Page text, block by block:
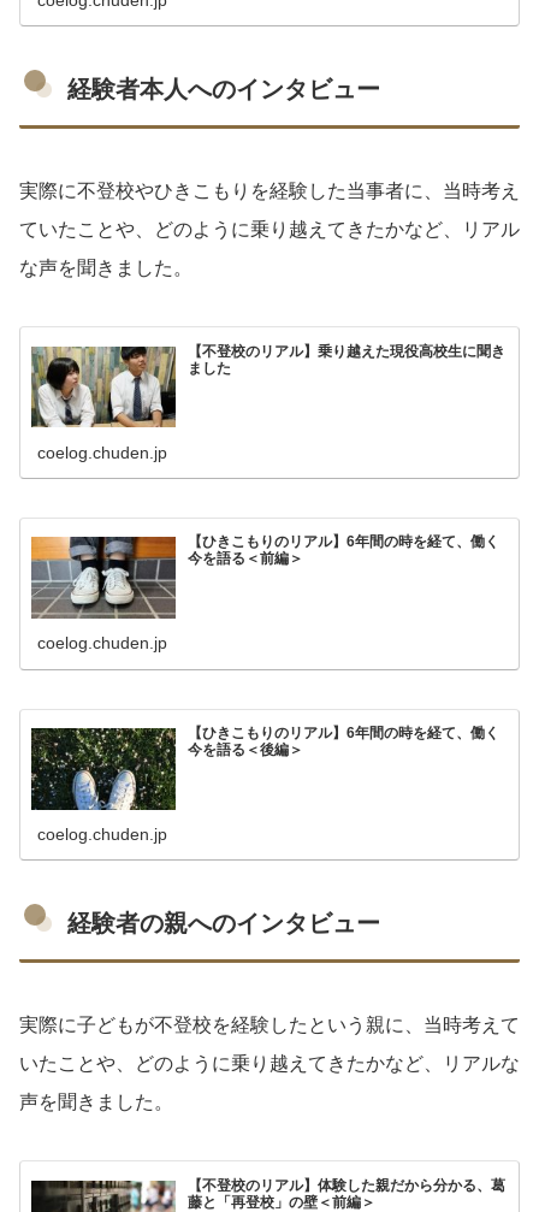
経験者本人へのインタビュー
実際に不登校やひきこもりを経験した当事者に、当時考え
ていたことや、どのように乗り越えてきたかなど、リアル
な声を聞きました。
【不登校のリアル】乗り越えた現役高校生に聞き
ました
coelog.chuden.jp
【ひきこもりのリアル】6年間の時を経て、働く
今を語る＜前編＞
coelog.chuden.jp
【ひきこもりのリアル】6年間の時を経て、働く
今を語る＜後編＞
coelog.chuden.jp
経験者の親へのインタビュー
実際に子どもが不登校を経験したという親に、当時考えて
いたことや、どのように乗り越えてきたかなど、リアルな
声を聞きました。
【不登校のリアル】体験した親だから分かる、葛
藤と「再登校」の壁＜前編＞